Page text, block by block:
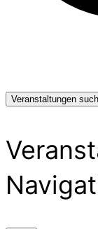
Veranstaltungen